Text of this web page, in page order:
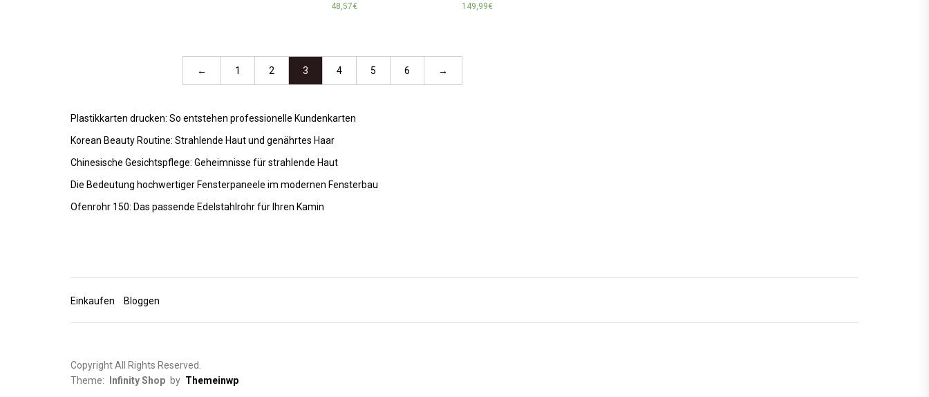
48,57€ 149,99€
← 1 2 3 4 5 6 →
Plastikkarten drucken: So entstehen professionelle Kundenkarten
Korean Beauty Routine: Strahlende Haut und genährtes Haar
Chinesische Gesichtspflege: Geheimnisse für strahlende Haut
Die Bedeutung hochwertiger Fensterpaneele im modernen Fensterbau
Ofenrohr 150: Das passende Edelstahlrohr für Ihren Kamin
Einkaufen Bloggen
Copyright All Rights Reserved.
Theme:
Infinity Shop by Themeinwp